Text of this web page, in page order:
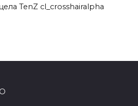
TenZ cl_crosshairalpha